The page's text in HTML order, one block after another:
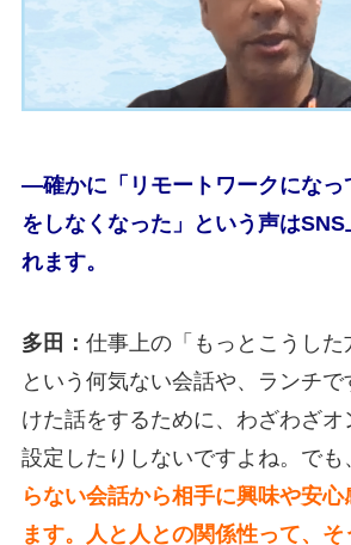
―確かに「リモートワークになっ
をしなくなった」という声は
れます。
多田： 仕事上の「もっとこうした
という何気ない会話や、ランチ
けた話をするために、わざわざオ
設定したりしないですよね。でも
らない会話から相手に興味や安心
ます。人と人との関係性って、